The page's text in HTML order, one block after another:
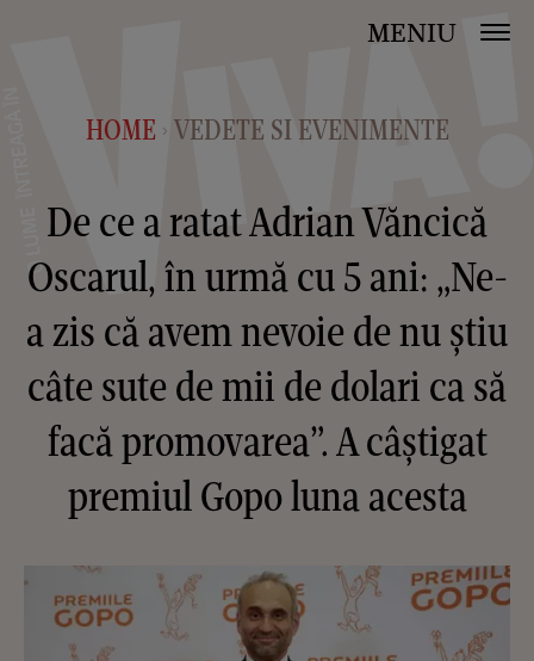
MENIU
HOME > VEDETE SI EVENIMENTE
De ce a ratat Adrian Văncică
Oscarul, în urmă cu 5 ani: „Ne-
a zis că avem nevoie de nu știu
câte sute de mii de dolari ca să
facă promovarea”. A câștigat
premiul Gopo luna acesta